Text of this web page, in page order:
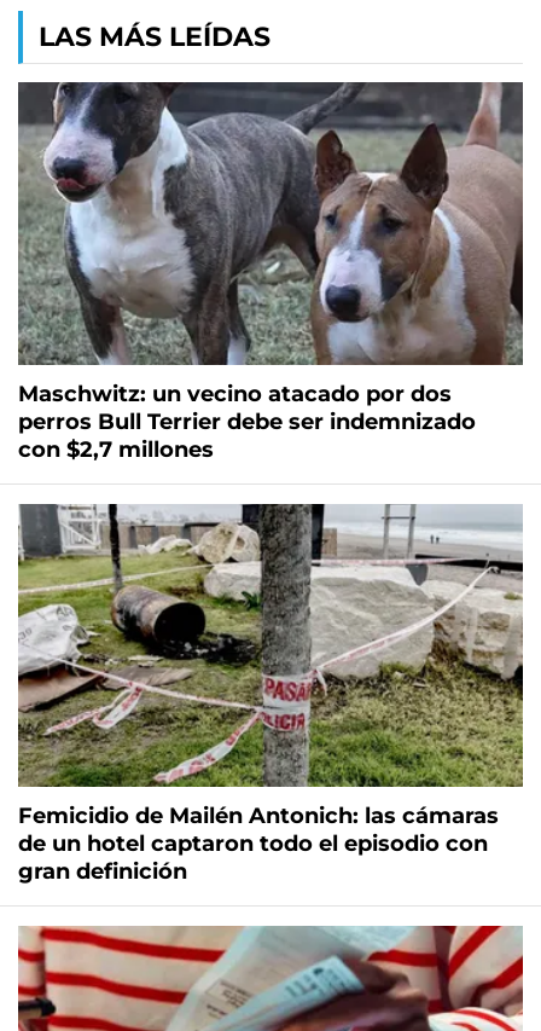
LAS MÁS LEÍDAS
Maschwitz: un vecino atacado por dos
perros Bull Terrier debe ser indemnizado
con $2,7 millones
Femicidio de Mailén Antonich: las cámaras
de un hotel captaron todo el episodio con
gran definición